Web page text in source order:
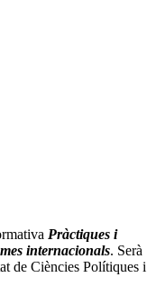
Pràctiques i
internacionals. Serà
de Ciències Polítiques i